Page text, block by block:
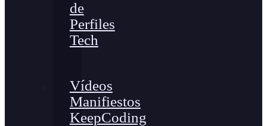
de
Perfiles
Tech
Vídeos
Manifiestos
KeepCoding